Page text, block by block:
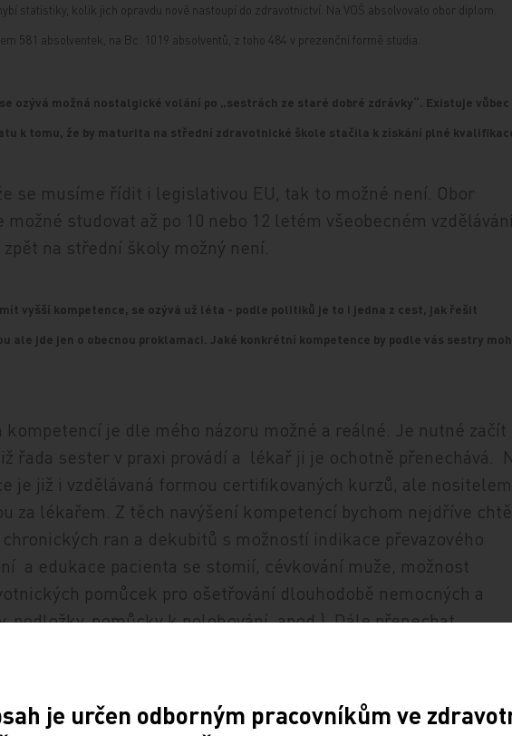
statistiky, kolik jich opravdu nově nastoupí do zdravotnictví. Na VOŠ absolvovalo obor diplom.
581 absolventek, na Bc. 1019 absolventů, z toho 484 v prezenční formě studia.
ozývá možná nostalgické volání po „sestrách ze staré dobré zdrávky“. Existuje vůbec
k tomu, že by maturita na střední zdravotnické škole stačila k získání plné
se musíme řídit i legislativou EU, tak to možné není. Obor
studovat až po 10 nebo 12 letém všeobecném vzdělávání.
na střední školy možný není.
vyšší kompetence, se ozývá už léta - podle politiků je to i jedna z cest, jak řešit
ale jde jen o obecnou proklamaci. Jaké konkrétní kompetence by podle vás sestry
kompetencí je dle mého názoru možné a reálné. Je nutné začít
řada sester v praxi provádí a lékař ji je ochotně přenechává.
je již i vzdělávaná formou certifikovaných kurzů, ale nositelem
za lékařem. Z těch navýšení kompetencí bychom nejdříve
ran a dekubitů s možností indikace převazového
a edukace pacienta se stomií, cévkování muže, možnost
pomůcek pro ošetřování dlouhodobě nemocných a
podložky, pomůcky k polohování, apod.). Dále přenechat
zpracování nově přijímaného pacienta s provedením
vyšetření. Též se pracuje na navýšení kompetencí
i u jiných pracovníků nelékařských povolání se uvažuje
ale je nutné vždy pro tyto kompetence připravit vzdělávání a
je určen odborným pracovníkům ve